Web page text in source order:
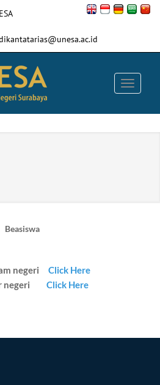
Beasiswa
negeri Click Here
negeri Click Here